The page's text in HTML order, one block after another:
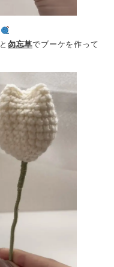
と 勿忘草でブーケを作って